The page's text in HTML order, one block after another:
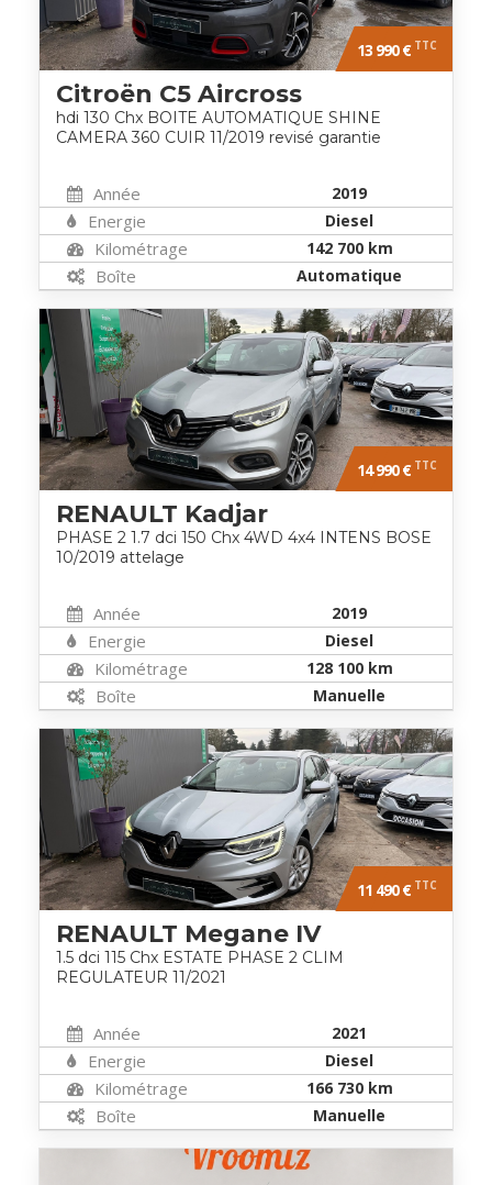
13 990 € TTC
Citroën C5 Aircross
hdi 130 Chx BOITE AUTOMATIQUE SHINE
CAMERA 360 CUIR 11/2019 revisé garantie
Année 2019
Energie Diesel
Kilométrage 142 700 km
Boîte Automatique
14 990 € TTC
RENAULT Kadjar
PHASE 2 1.7 dci 150 Chx 4WD 4x4 INTENS BOSE
10/2019 attelage
Année 2019
Energie Diesel
Kilométrage 128 100 km
Boîte Manuelle
11 490 € TTC
RENAULT Megane IV
1.5 dci 115 Chx ESTATE PHASE 2 CLIM
REGULATEUR 11/2021
Année 2021
Energie Diesel
Kilométrage 166 730 km
Boîte Manuelle